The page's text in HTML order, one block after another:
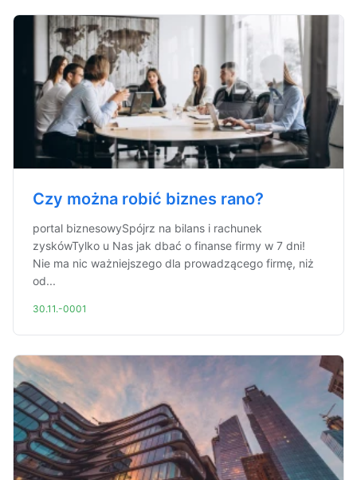
Czy można robić biznes rano?
portal biznesowySpójrz na bilans i rachunek
zyskówTylko u Nas jak dbać o finanse firmy w 7 dni!
Nie ma nic ważniejszego dla prowadzącego firmę, niż
od...
30.11.-0001